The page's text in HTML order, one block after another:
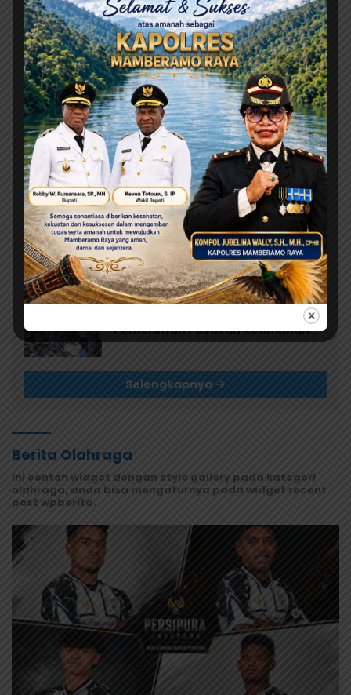
Agustus 7, 2026
MRP Tegaskan Dukungan Papua Utara: “Ini Soal
Keadilan bagi Saireri”
Agustus 7, 2026
Warisan Leluhur Pulang ke Papua,
Ribuan Artefak dari Amerika
Diserahkan ke Museum Uncen
Agustus 7, 2026
Evaluasi Total MBG di Jayapura,
Pemerintah Pastikan Keamanan
dan Kualitas Makanan
Selengkapnya
Berita Olahraga
Ini contoh widget dengan style gallery pada kategori
olahraga, anda bisa mengaturnya pada widget recent
post wpberita.